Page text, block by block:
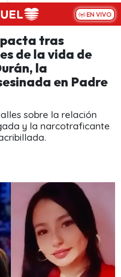
EN VIVO
tras
de la vida de
la
en Padre
sobre la relación
y la narcotraficante